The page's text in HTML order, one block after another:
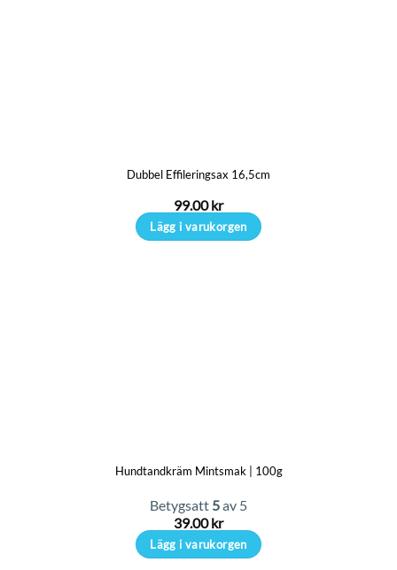
väljas
på
produktsidan
Dubbel Effileringsax 16,5cm
99.00kr
Lägg i varukorgen
Hundtandkräm Mintsmak | 100g
Betygsatt 5av 5
39.00kr
Lägg i varukorgen